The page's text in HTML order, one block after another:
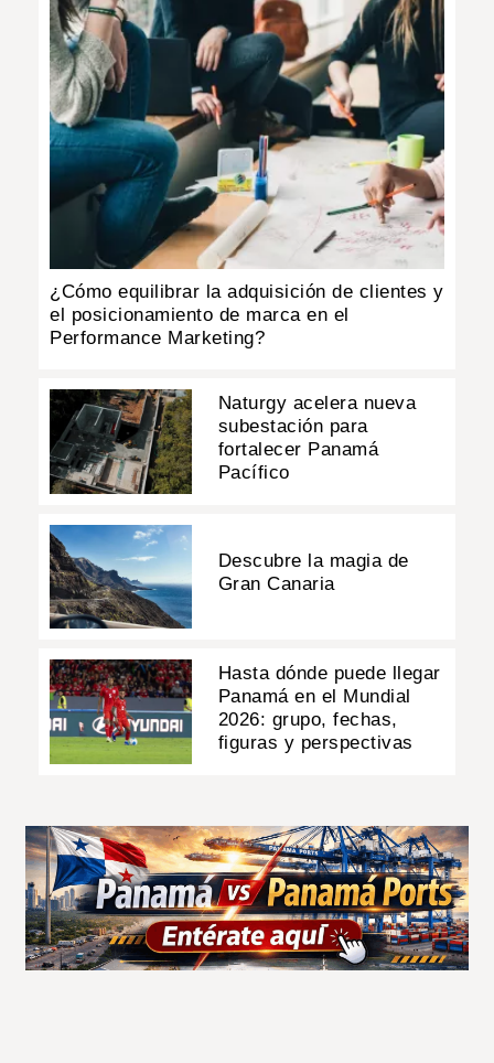
¿Cómo equilibrar la adquisición de clientes y
el posicionamiento de marca en el
Performance Marketing?
Naturgy acelera nueva
subestación para
fortalecer Panamá
Pacífico
Descubre la magia de
Gran Canaria
Hasta dónde puede llegar
Panamá en el Mundial
2026: grupo, fechas,
figuras y perspectivas